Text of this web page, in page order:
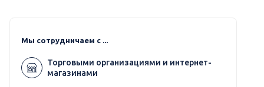
Мы сотрудничаем с ...
Торговыми организациями и интернет-
магазинами